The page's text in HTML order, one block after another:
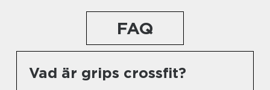
FAQ
Vad är grips crossfit?